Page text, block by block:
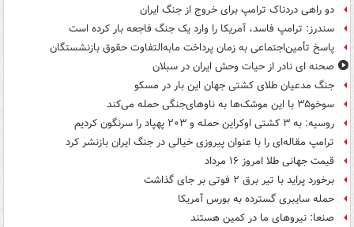
دو راهی دردناک ترامپ برای خروج از جنگ ایران
سندرز: ترامپ فاسد، آمریکا را وارد یک جنگ فاجعه بار کرده است
پاسخ تأمین‌اجتماعی به زمان پرداخت مابه‌التفاوت حقوق بازنشستگان
صحنه ای نادر از حیات وحش ایران در سبلان
جنگ مدعیان طلای کشتی جهان این بار در مسکو
سوخو۳۵ با این موشک‌ها به ناوهای‌جنگی حمله می‌کند
روسیه: به ۳ کشتی اوکراین حمله و ۲۰۳ پهپاد را سرنگون کردیم
ترامپ مقاله‌ای را با عنوان پیروزی خیالی در جنگ ایران بازنشر کرد
قیمت جهانی طلا امروز ۱۶ مرداد
برخورد پراید با تیر برق ۲ فوتی بر جای گذاشت
حمله سایبری گسترده به بورس آمریکا
صنعا: نیروهای ما در کمین‌ هستند